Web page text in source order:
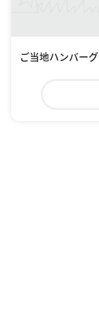
ご当地ハンバーグ